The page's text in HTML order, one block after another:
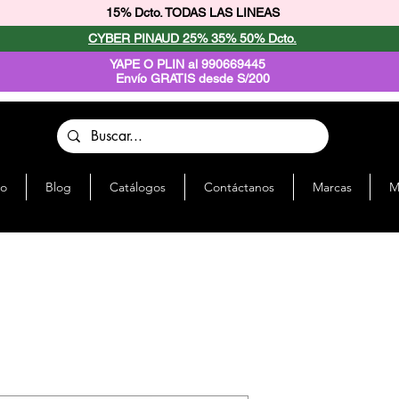
15% Dcto. TODAS LAS LINEAS
CYBER PINAUD 25% 35% 50% Dcto.
YAPE O PLIN al 990669445
Envío GRATIS desde S/200
Blog Catálogos Contáctanos Marcas